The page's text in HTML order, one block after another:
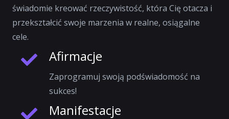
świadomie kreować rzeczywistość, która Cię otacza i
przekształcić swoje marzenia w realne, osiągalne
cele.
Afirmacje
Zaprogramuj swoją podświadomość na
sukces!
Manifestacje